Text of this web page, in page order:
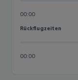
00:00
Rückflugzeiten
Rückflugzeiten
00:00